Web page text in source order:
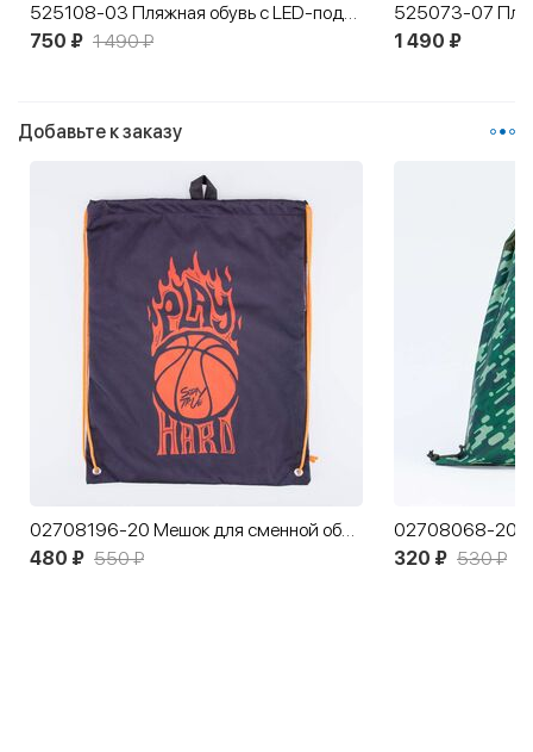
525108-03 Пляжная обувь с LED-подсветкой на подошве Синий
750 ₽ 1 490 ₽ 1 490 ₽
Добавьте к заказу
02708196-20 Мешок для сменной обуви Играй по взрослому
480 ₽ 550 ₽ 320 ₽ 530 ₽